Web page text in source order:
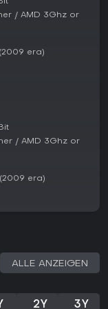
Tausende
- für
durch den
und
die Fraktionen im
wie
oder
mehr
und Strategien
Simulationen
/ AMD 3Ghz or
era)
/ AMD 3Ghz or
era)
ALLE ANZEIGEN
2Y 3Y